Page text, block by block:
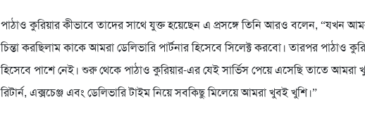
পাঠাও কুরিয়ার কীভাবে তাদের সাথে যুক্ত হয়েছেন এ প্রসঙ্গে তিনি আরও বলেন, “যখন
চিন্তা করছিলাম কাকে আমরা ডেলিভারি পার্টনার হিসেবে সিলেক্ট করবো। তারপর পাঠাও
হিসেবে পাশে নেই। শুরু থেকে পাঠাও কুরিয়ার-এর যেই সার্ভিস পেয়ে এসেছি তাতে আমরা
রিটার্ন, এক্সচেঞ্জ এবং ডেলিভারি টাইম নিয়ে সবকিছু মিলেয়ে আমরা খুবই খুশি।”